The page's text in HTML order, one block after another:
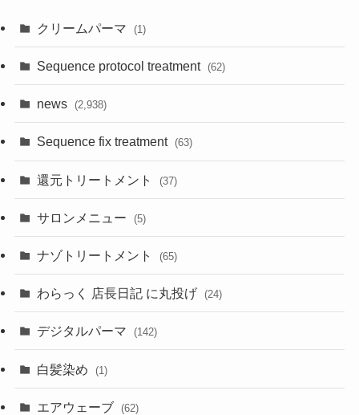
クリームパーマ (1)
Sequence protocol treatment (62)
news (2,938)
Sequence fix treatment (63)
還元トリートメント (37)
サロンメニュー (5)
ナゾトリートメント (65)
わらっく 店長日記 に丸投げ (24)
デジタルパーマ (142)
白髪染め (1)
エアウェーブ (62)